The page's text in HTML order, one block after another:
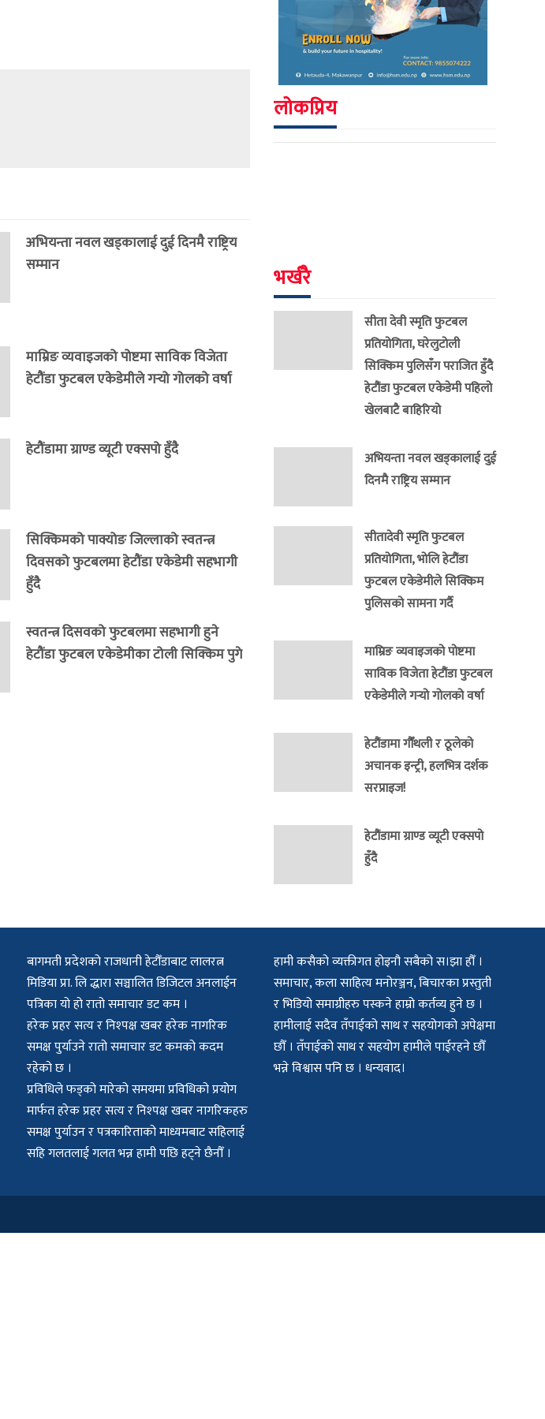
अभियन्ता नवल खड्कालाई दुई दिनमै राष्ट्रिय
सम्मान
माम्रिङ व्यवाइजको पोष्टमा साविक विजेता
हेटौंडा फुटबल एकेडेमीले गर्‍यो गोलको वर्षा
हेटौंडामा ग्राण्ड व्यूटी एक्सपो हुँदै
सिक्किमको पाक्योङ जिल्लाको स्वतन्त्र
दिवसको फुटबलमा हेटौंडा एकेडेमी सहभागी
हुँदै
स्वतन्त्र दिसवको फुटबलमा सहभागी हुने
हेटौंडा फुटबल एकेडेमीका टोली सिक्किम पुगे
लोकप्रिय
भर्खरै
सीता देवी स्मृति फुटबल
प्रतियोगिता, घरेलुटोली
सिक्किम पुलिसँग पराजित हुँदै
हेटौंडा फुटबल एकेडेमी पहिलो
खेलबाटै बाहिरियो
अभियन्ता नवल खड्कालाई दुई
दिनमै राष्ट्रिय सम्मान
सीतादेवी स्मृति फुटबल
प्रतियोगिता, भोलि हेटौंडा
फुटबल एकेडेमीले सिक्किम
पुलिसको सामना गर्दै
माम्रिङ व्यवाइजको पोष्टमा
साविक विजेता हेटौंडा फुटबल
एकेडेमीले गर्‍यो गोलको वर्षा
हेटौंडामा गौँथली र ठूलेको
अचानक इन्ट्री, हलभित्र दर्शक
सरप्राइज!
हेटौंडामा ग्राण्ड व्यूटी एक्सपो
हुँदै
बागमती प्रदेशको राजधानी हेटौँडाबाट लालरत्न
मिडिया प्रा. लि द्धारा सञ्चालित डिजिटल अनलाईन
पत्रिका यो हो रातो समाचार डट कम ।
हरेक प्रहर सत्य र निश्पक्ष खबर हरेक नागरिक
समक्ष पुर्याउने रातो समाचार डट कमको कदम
रहेको छ ।
प्रविधिले फड्को मारेको समयमा प्रविधिको प्रयोग
मार्फत हरेक प्रहर सत्य र निश्पक्ष खबर नागरिकहरु
समक्ष पुर्याउन र पत्रकारिताको माध्यमबाट सहिलाई
सहि गलतलाई गलत भन्न हामी पछि हट्ने छैनौँ ।
हामी कसैको व्यक्तीगत होइनौ सबैको स।झा हौँ ।
समाचार, कला साहित्य मनोरञ्जन, बिचारका प्रस्तुती
र भिडियो समाग्रीहरु पस्कने हाम्रो कर्तव्य हुने छ ।
हामीलाई सदैव तँपाईको साथ र सहयोगको अपेक्षमा
छौँ । तँपाईको साथ र सहयोग हामीले पाईरहने छौँ
भन्ने विश्वास पनि छ । धन्यवाद।